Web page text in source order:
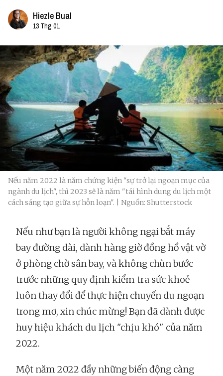
Hiezle Bual
13 Thg 01
Nếu năm 2022 là năm chứng kiện "sự trở lại ngoạn mục của
ngành du lịch", thì 2023 sẽ là năm "tái hình dung du lịch một
cách sáng tạo giữa sự hỗn loạn". | Nguồn: Shutterstock
Nếu như bạn là người không ngại bắt máy
bay đường dài, dành hàng giờ đồng hồ vật vờ
ở phòng chờ sân bay, và không chùn bước
trước những quy định kiểm tra sức khoẻ
luôn thay đổi để thực hiện chuyến du ngoạn
trong mơ, xin chúc mừng! Bạn đã dành được
huy hiệu khách du lịch "chịu khó" của năm
2022.
Một năm 2022 đầy những biến động càng